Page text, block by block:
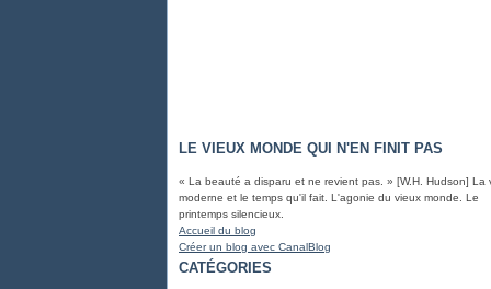
LE VIEUX MONDE QUI N'EN FINIT PAS
« La beauté a disparu et ne revient pas. » [W.H. Hudson] La
moderne et le temps qu'il fait. L'agonie du vieux monde. Le
printemps silencieux.
Accueil du blog
Créer un blog avec CanalBlog
CATÉGORIES